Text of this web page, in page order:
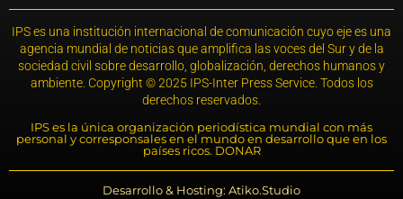
IPS es una institución internacional de comunicación cuyo eje es una
agencia mundial de noticias que amplifica las voces del Sur y de la
sociedad civil sobre desarrollo, globalización, derechos humanos y
ambiente. Copyright © 2025 IPS-Inter Press Service. Todos los
derechos reservados.
IPS es la única organización periodística mundial con más
personal y corresponsales en el mundo en desarrollo que en los
países ricos. DONAR
Desarrollo & Hosting: Atiko.Studio